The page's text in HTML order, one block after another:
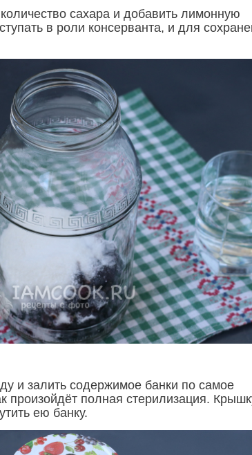
сахара и добавить лимонную
в роли консерванта, и для
и залить содержимое банки по самое
произойдёт полная стерилизация.
ею банку.